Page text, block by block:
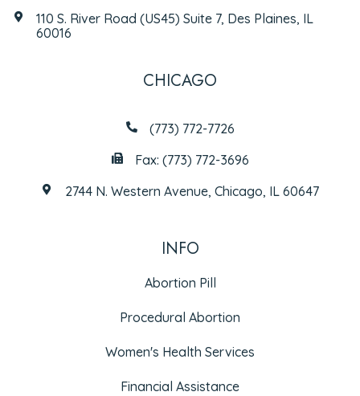
110 S. River Road (US45) Suite 7, Des Plaines, IL
60016
CHICAGO
(773) 772-7726
Fax: (773) 772-3696
2744 N. Western Avenue, Chicago, IL 60647
INFO
Abortion Pill
Procedural Abortion
Women's Health Services
Financial Assistance